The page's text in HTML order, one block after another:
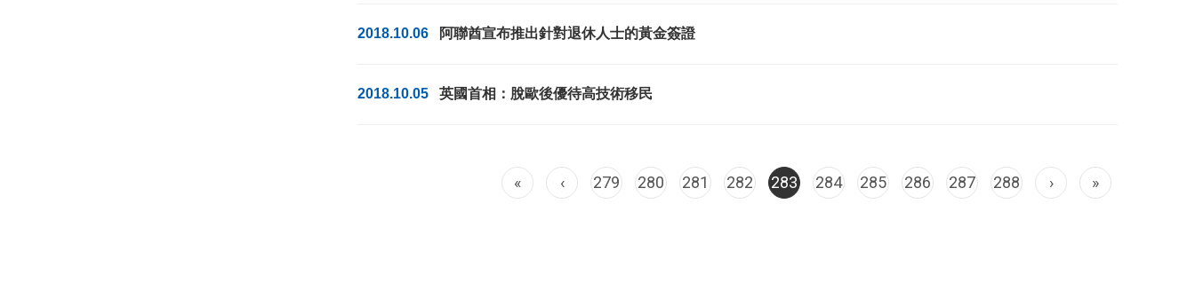
2018.10.06 阿聯酋宣布推出針對退休人士的黃金簽證
2018.10.05 英國首相：脫歐後優待高技術移民
« ‹ 279 280 281 282 283 284 285 286 287 288 › »